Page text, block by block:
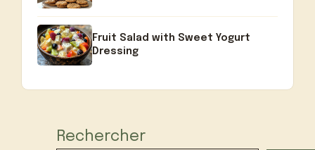
Fruit Salad with Sweet Yogurt
Dressing
Rechercher